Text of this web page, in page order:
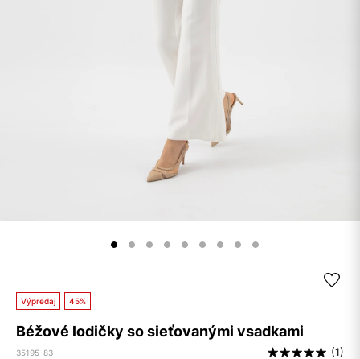
Výpredaj 45%
Béžové lodičky so sieťovanými vsadkami
35195-83 (1)